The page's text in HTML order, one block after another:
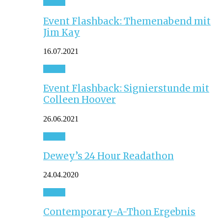
Event Flashback: Themenabend mit
Jim Kay
16.07.2021
Event Flashback: Signierstunde mit
Colleen Hoover
26.06.2021
Dewey’s 24 Hour Readathon
24.04.2020
Contemporary-A-Thon Ergebnis